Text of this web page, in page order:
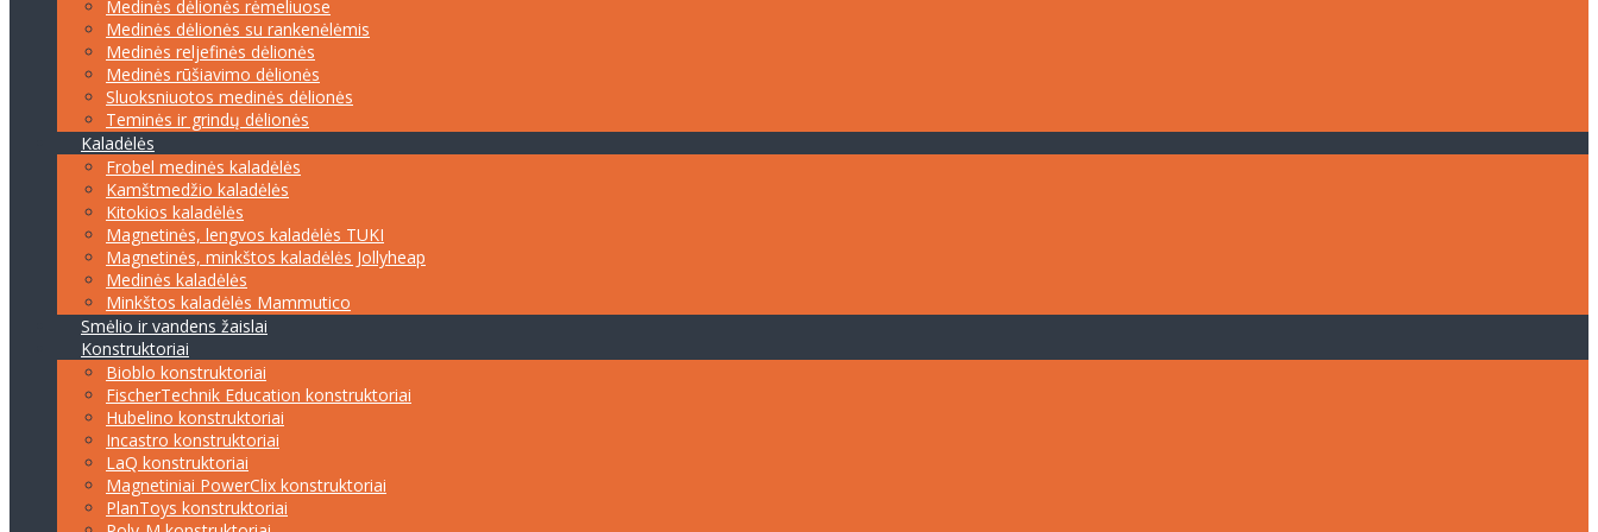
Medinės dėlionės rėmeliuose
Medinės dėlionės su rankenėlėmis
Medinės reljefinės dėlionės
Medinės rūšiavimo dėlionės
Sluoksniuotos medinės dėlionės
Teminės ir grindų dėlionės
Kaladėlės
Frobel medinės kaladėlės
Kamštmedžio kaladėlės
Kitokios kaladėlės
Magnetinės, lengvos kaladėlės TUKI
Magnetinės, minkštos kaladėlės Jollyheap
Medinės kaladėlės
Minkštos kaladėlės Mammutico
Smėlio ir vandens žaislai
Konstruktoriai
Bioblo konstruktoriai
FischerTechnik Education konstruktoriai
Hubelino konstruktoriai
Incastro konstruktoriai
LaQ konstruktoriai
Magnetiniai PowerClix konstruktoriai
PlanToys konstruktoriai